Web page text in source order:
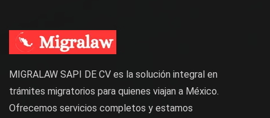
MIGRALAW SAPI DE CV es la solución integral en
trámites migratorios para quienes viajan a México.
Ofrecemos servicios completos y estamos